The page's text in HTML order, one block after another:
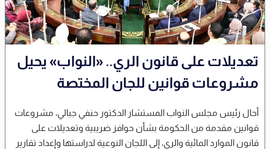
تعديلات على قانون الري.. «النواب» يحيل
مشروعات قوانين للجان المختصة
أحال رئيس مجلس النواب المستشار الدكتور حنفي جبالي، مشروعات
قوانين مقدمة من الحكومة بشأن حوافز ضريبية وتعديلات على
قانون الموارد المائية والري، إلى اللجان النوعية لدراستها وإعداد تقارير